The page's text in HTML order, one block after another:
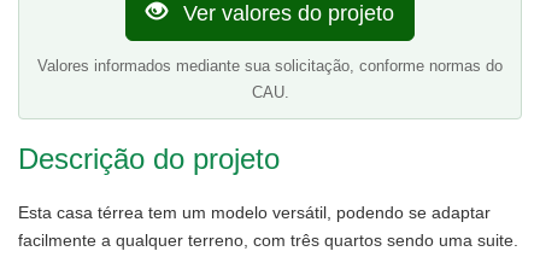
Ver valores do projeto
Valores informados mediante sua solicitação, conforme normas do
CAU.
Descrição do projeto
Esta casa térrea tem um modelo versátil, podendo se adaptar
facilmente a qualquer terreno, com três quartos sendo uma suite.